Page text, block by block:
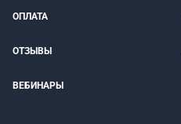
ОПЛАТА
ОТЗЫВЫ
ВЕБИНАРЫ